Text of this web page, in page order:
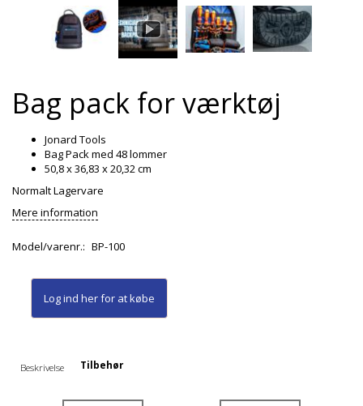
Bag pack for værktøj
Jonard Tools
Bag Pack med 48 lommer
50,8 x 36,83 x 20,32 cm
Normalt Lagervare
Mere information
Model/varenr.: BP-100
Log ind herfor at købe
Beskrivelse Tilbehør